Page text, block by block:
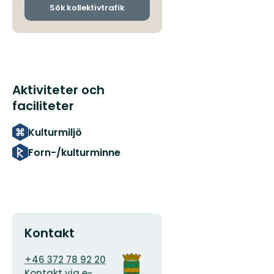
Sök kollektivtrafik
Aktiviteter och
faciliteter
Kulturmiljö
Forn-/kulturminne
Kontakt
E-
+46 372 78 92 20
Organisationens